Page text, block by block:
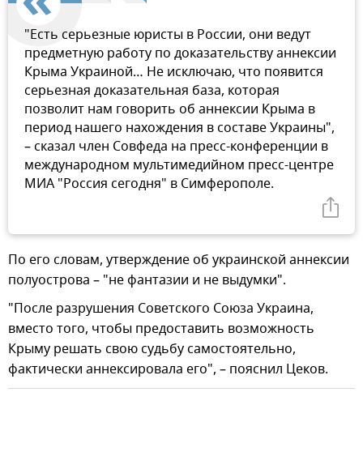
"Есть серьезные юристы в России, они ведут
предметную работу по доказательству аннексии
Крыма Украиной… Не исключаю, что появится
серьезная доказательная база, которая
позволит нам говорить об аннексии Крыма в
период нашего нахождения в составе Украины",
– сказал член Совфеда на пресс-конференции в
международном мультимедийном пресс-центре
МИА "Россия сегодня" в Симферополе.
По его словам, утверждение об украинской аннексии
полуострова – "не фантазии и не выдумки".
"После разрушения Советского Союза Украина,
вместо того, чтобы предоставить возможность
Крыму решать свою судьбу самостоятельно,
фактически аннексировала его", – пояснил Цеков.